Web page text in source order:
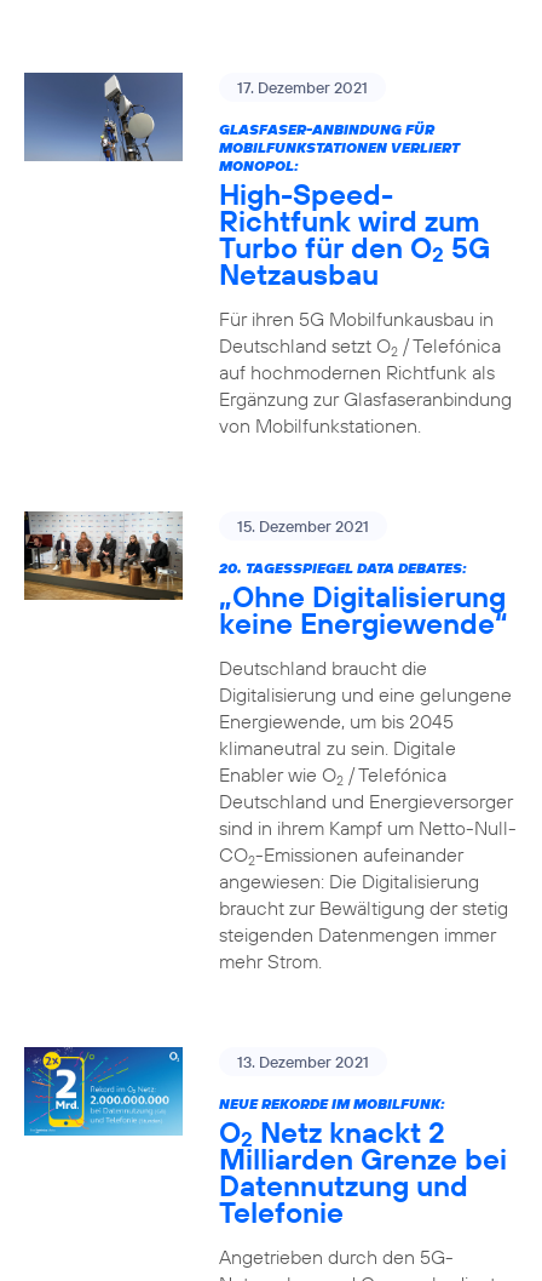
17. Dezember 2021
GLASFASER-ANBINDUNG FÜR
MOBILFUNKSTATIONEN VERLIERT
MONOPOL:
High-Speed-
Richtfunk wird zum
Turbo für den O2 5G
Netzausbau
Für ihren 5G Mobilfunkausbau in
Deutschland setzt O2/ Telefónica
auf hochmodernen Richtfunk als
Ergänzung zur Glasfaseranbindung
von Mobilfunkstationen.
15. Dezember 2021
20. TAGESSPIEGEL DATA DEBATES:
„Ohne Digitalisierung
keine Energiewende“
Deutschland braucht die
Digitalisierung und eine gelungene
Energiewende, um bis 2045
klimaneutral zu sein. Digitale
Enabler wie O2/ Telefónica
Deutschland und Energieversorger
sind in ihrem Kampf um Netto-Null-
CO2-Emissionen aufeinander
angewiesen: Die Digitalisierung
braucht zur Bewältigung der stetig
steigenden Datenmengen immer
mehr Strom.
13. Dezember 2021
NEUE REKORDE IM MOBILFUNK:
O2 Netz knackt 2
Milliarden Grenze bei
Datennutzung und
Telefonie
Angetrieben durch den 5G-